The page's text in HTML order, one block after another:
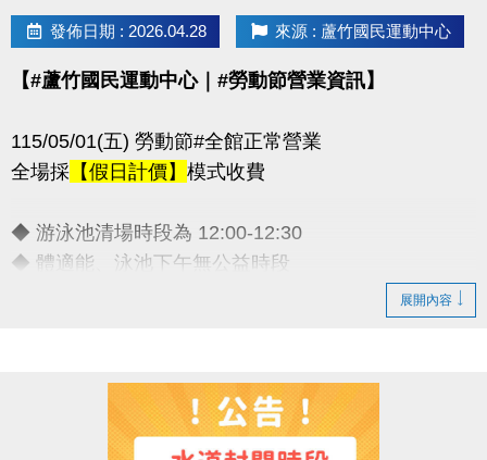
發佈日期 : 2026.04.28 來源 : 蘆竹國民運動中心
【#蘆竹國民運動中心｜#勞動節營業資訊】
115/05/01(五) 勞動節#全館正常營業
全場採 【假日計價】 模式收費
◆ 游泳池清場時段為 12:00-12:30
◆ 體適能、泳池下午無公益時段
-洽詢專線：03-2639066 #111
展開內容